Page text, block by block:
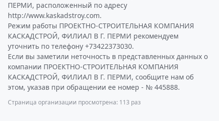
ПЕРМИ, расположенный по адресу
http://www.kaskadstroy.com.
Режим работы ПРОЕКТНО-СТРОИТЕЛЬНАЯ КОМПАНИЯ
КАСКАДСТРОЙ, ФИЛИАЛ В Г. ПЕРМИ рекомендуем
уточнить по телефону +73422373030.
Если вы заметили неточность в представленных данных о
компании ПРОЕКТНО-СТРОИТЕЛЬНАЯ КОМПАНИЯ
КАСКАДСТРОЙ, ФИЛИАЛ В Г. ПЕРМИ, сообщите нам об
этом, указав при обращении ее номер - № 445888.
Страница организации просмотрена: 113 раз